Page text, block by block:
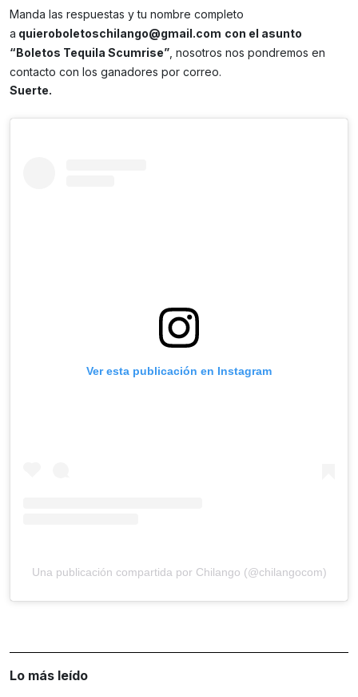
Manda las respuestas y tu nombre completo
a quieroboletoschilango@gmail.com con el asunto
“Boletos Tequila Scumrise” , nosotros nos pondremos en
contacto con los ganadores por correo.
Suerte.
Ver esta publicación en Instagram
Una publicación compartida por Chilango (@chilangocom)
Lo más leído